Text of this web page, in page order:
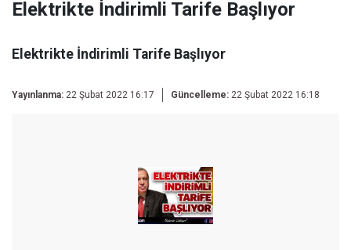
Elektrikte İndirimli Tarife Başlıyor
Elektrikte İndirimli Tarife Başlıyor
Yayınlanma: 22 Şubat 2022 16:17 Güncelleme: 22 Şubat 2022 16:18